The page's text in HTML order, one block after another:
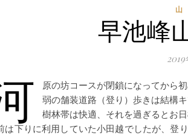
山
早池峰
原の坊コースが閉鎖になってから
弱の舗装道路（登り）歩きは結構
樹林帯は快適、それを過ぎるとお
は下りに利用していた小田越でしたが、